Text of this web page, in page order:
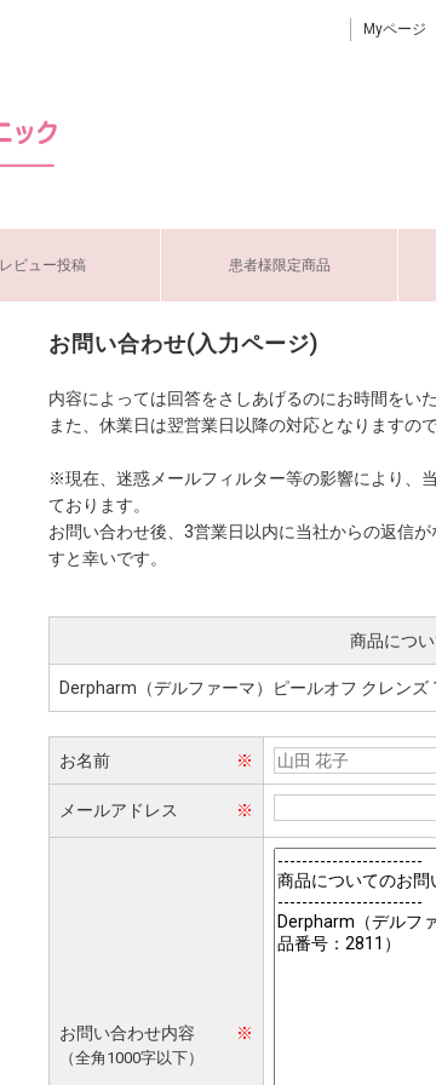
Myページ
レビュー投稿 患者様限定商品
お問い合わせ(入力ページ)
内容によっては回答をさしあげるのにお時間をい
また、休業日は翌営業日以降の対応となりますの
※現在、迷惑メールフィルター等の影響により、
ております。
お問い合わせ後、3営業日以内に当社からの返信
すと幸いです。
商品につ
Derpharm（デルファーマ）ピールオフ クレンズ
お名前 ※
メールアドレス ※
お問い合わせ内容 ※
（全角1000字以下）